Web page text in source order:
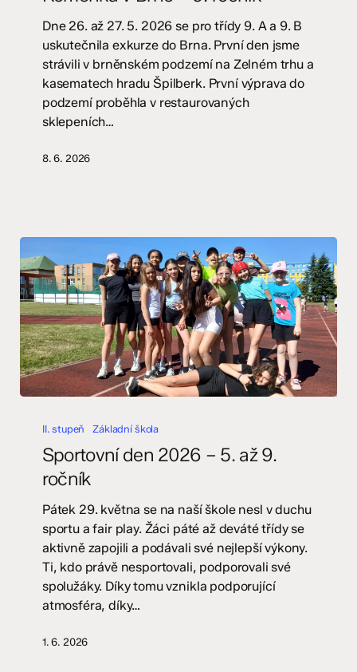
ročník
Dne 26. až 27. 5. 2026 se pro třídy 9. A a 9. B
uskutečnila exkurze do Brna. První den jsme
strávili v brněnském podzemí na Zelném trhu a
kasematech hradu Špilberk. První výprava do
podzemí proběhla v restaurovaných
sklepeních…
8. 6. 2026
ročník
II. stupeň Základní škola
Sportovní den 2026 – 5. až 9.
ročník
Pátek 29. května se na naší škole nesl v duchu
sportu a fair play. Žáci páté až deváté třídy se
aktivně zapojili a podávali své nejlepší výkony.
Ti, kdo právě nesportovali, podporovali své
spolužáky. Díky tomu vznikla podporující
atmosféra, díky…
1. 6. 2026